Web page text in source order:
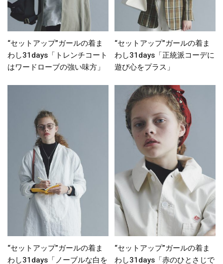
“セットアップ”ガールの着ま
わし31days「トレンチコート
はワードローブの強い味方」
“セットアップ”ガールの着ま
わし31days「正統派コーデに
遊び心をプラス」
“セットアップ”ガールの着ま
わし31days「ノーブルな白を
“セットアップ”ガールの着ま
わし31days「赤のひとさじで